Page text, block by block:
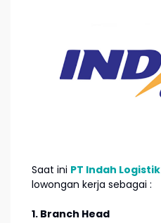
Saat ini PT Indah Logistik
lowongan kerja sebagai :
1. Branch Head